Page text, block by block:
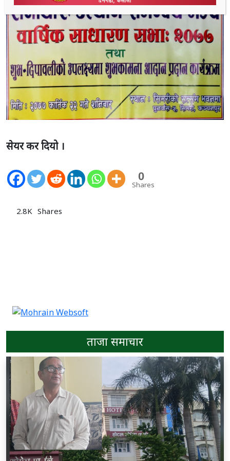
सेयर कर दियो ।
0
Shares
2.8K Shares
ताजा समाचार